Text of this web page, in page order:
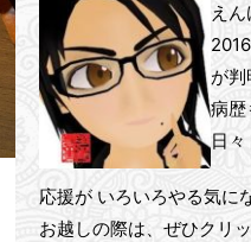
えん
が判
病歴
日々
応援が いろいろやる気に
お越しの際は、ぜひクリ